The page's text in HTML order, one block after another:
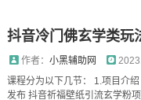
抖音冷门佛玄学类玩
作者： 小黑辅助网
课程分为以下几节： 1.项目介
发布 抖音祈福壁纸引流玄学粉